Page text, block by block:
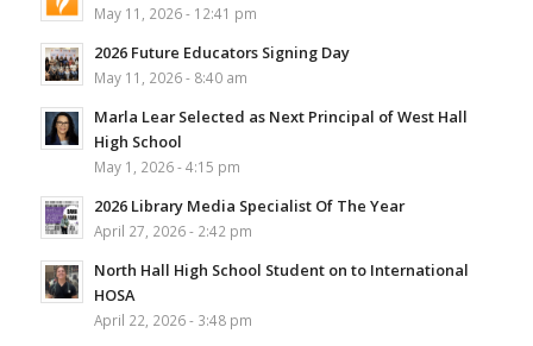
May 11, 2026 - 12:41 pm
2026 Future Educators Signing Day
May 11, 2026 - 8:40 am
Marla Lear Selected as Next Principal of West Hall
High School
May 1, 2026 - 4:15 pm
2026 Library Media Specialist Of The Year
April 27, 2026 - 2:42 pm
North Hall High School Student on to International
HOSA
April 22, 2026 - 3:48 pm